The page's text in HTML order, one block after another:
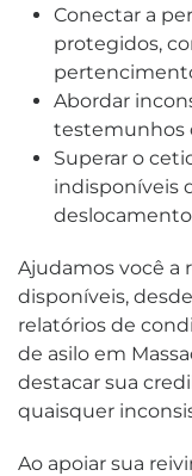
Conectar a
protegidos,
Abordar
testemunhos
Superar o
indisponíveis
Ajudamos você a
disponíveis,
relatórios de
de asilo em
destacar sua
quaisquer
Ao apoiar sua